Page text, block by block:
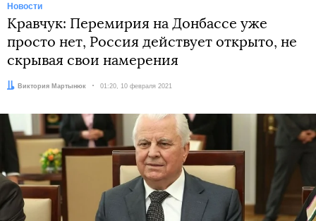
Новости
Кравчук: Перемирия на Донбассе уже
просто нет, Россия действует открыто, не
скрывая свои намерения
Автор:Виктория Мартынюк Дата:
01:20, 10 февраля 2021